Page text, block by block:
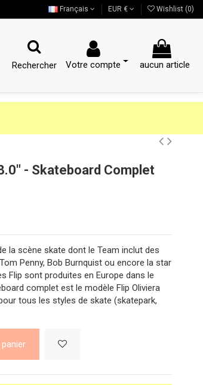
Français EUR € Wishlist (0)
Rechercher Votre compte aucun article
- Skateboard Complet
la scène skate dont le Team inclut des
Penny, Bob Burnquist ou encore la star
Flip sont produites en Europe dans le
complet est le modèle Flip Oliviera
tous les styles de skate (skatepark,